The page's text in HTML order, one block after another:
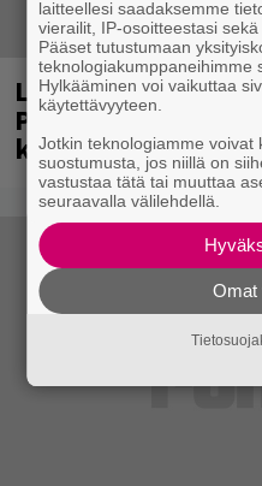
Laittomasta
Paavo Arhinmäki
kädessä – näitä
laitteellesi saadaksemme
vierailit, IP-osoitteestasi
Pääset tutustumaan
teknologiakumppaneihimme
Hylkääminen voi vaikuttaa
käytettävyyteen.
Jotkin teknologiamme voivat
suostumusta, jos niillä on
vastustaa tätä tai muuttaa
seuraavalla välilehdellä.
Omat